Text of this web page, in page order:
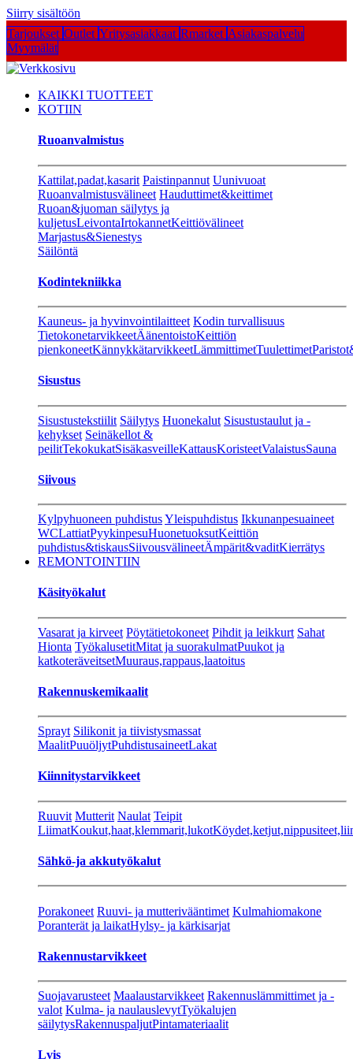
Siirry sisältöön
Tarjoukset Outlet Yritysasiakkaat Rmarket Asiakaspalvelu
Myymälät
KAIKKI TUOTTEET
KOTIIN
Ruoanvalmistus
Kattilat,padat,kasarit Paistinpannut Uunivuoat
Ruoanvalmistusvälineet Hauduttimet&keittimet
Ruoan&juoman säilytys ja
kuljetusLeivontaIrtokannetKeittiövälineet
Marjastus&Sienestys
Säilöntä
Kodintekniikka
Kauneus- ja hyvinvointilaitteet Kodin turvallisuus
TietokonetarvikkeetÄänentoistoKeittiön
pienkoneetKännykkätarvikkeetLämmittimetTuulettimet
Sisustus
Sisustustekstiilit Säilytys Huonekalut Sisustustaulut ja -
kehykset Seinäkellot &
peilitTekokukatSisäkasveilleKattausKoristeetValaistusSauna
Siivous
Kylpyhuoneen puhdistusYleispuhdistus Ikkunanpesuaineet
WCLattiatPyykinpesuHuonetuoksutKeittiön
puhdistus&tiskausSiivousvälineetÄmpärit&vaditKierrätys
REMONTOINTIIN
Käsityökalut
Vasarat ja kirveet Pöytätietokoneet Pihdit ja leikkurt Sahat
Hionta TyökalusetitMitat ja suorakulmatPuukot ja
katkoteräveitsetMuuraus,rappaus,laatoitus
Rakennuskemikaalit
Sprayt Silikonit ja tiivistysmassat
MaalitPuuöljytPuhdistusaineetLakat
Kiinnitystarvikkeet
Ruuvit Mutterit Naulat Teipit
LiimatKoukut,haat,klemmarit,lukot
Sähkö-ja akkutyökalut
Porakoneet Ruuvi- ja mutterivääntimet Kulmahiomakone
Poranterät ja laikatHylsy- ja kärkisarjat
Rakennustarvikkeet
Suojavarusteet Maalaustarvikkeet Rakennuslämmittimet ja -
valot Kulma- ja naulauslevytTyökalujen
säilytysRakennuspaljutPintamateriaalit
Lvis